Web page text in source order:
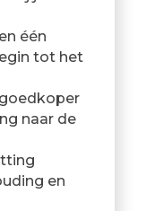
één
tot het
naar de
en